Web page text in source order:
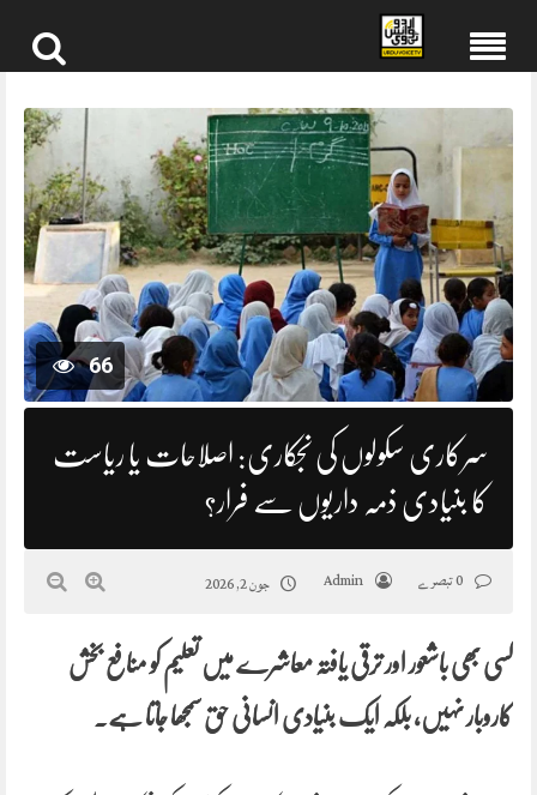
66
سرکاری سکولوں کی نجکاری: اصلاحات یا ریاست
کا بنیادی ذمہ داریوں سے فرار؟
Admin جون 2, 2026
کسی بھی باشعور اور ترقی یافتہ معاشرے میں تعلیم کو منافع بخش
کاروبار نہیں، بلکہ ایک بنیادی انسانی حق سمجھا جاتا ہے۔